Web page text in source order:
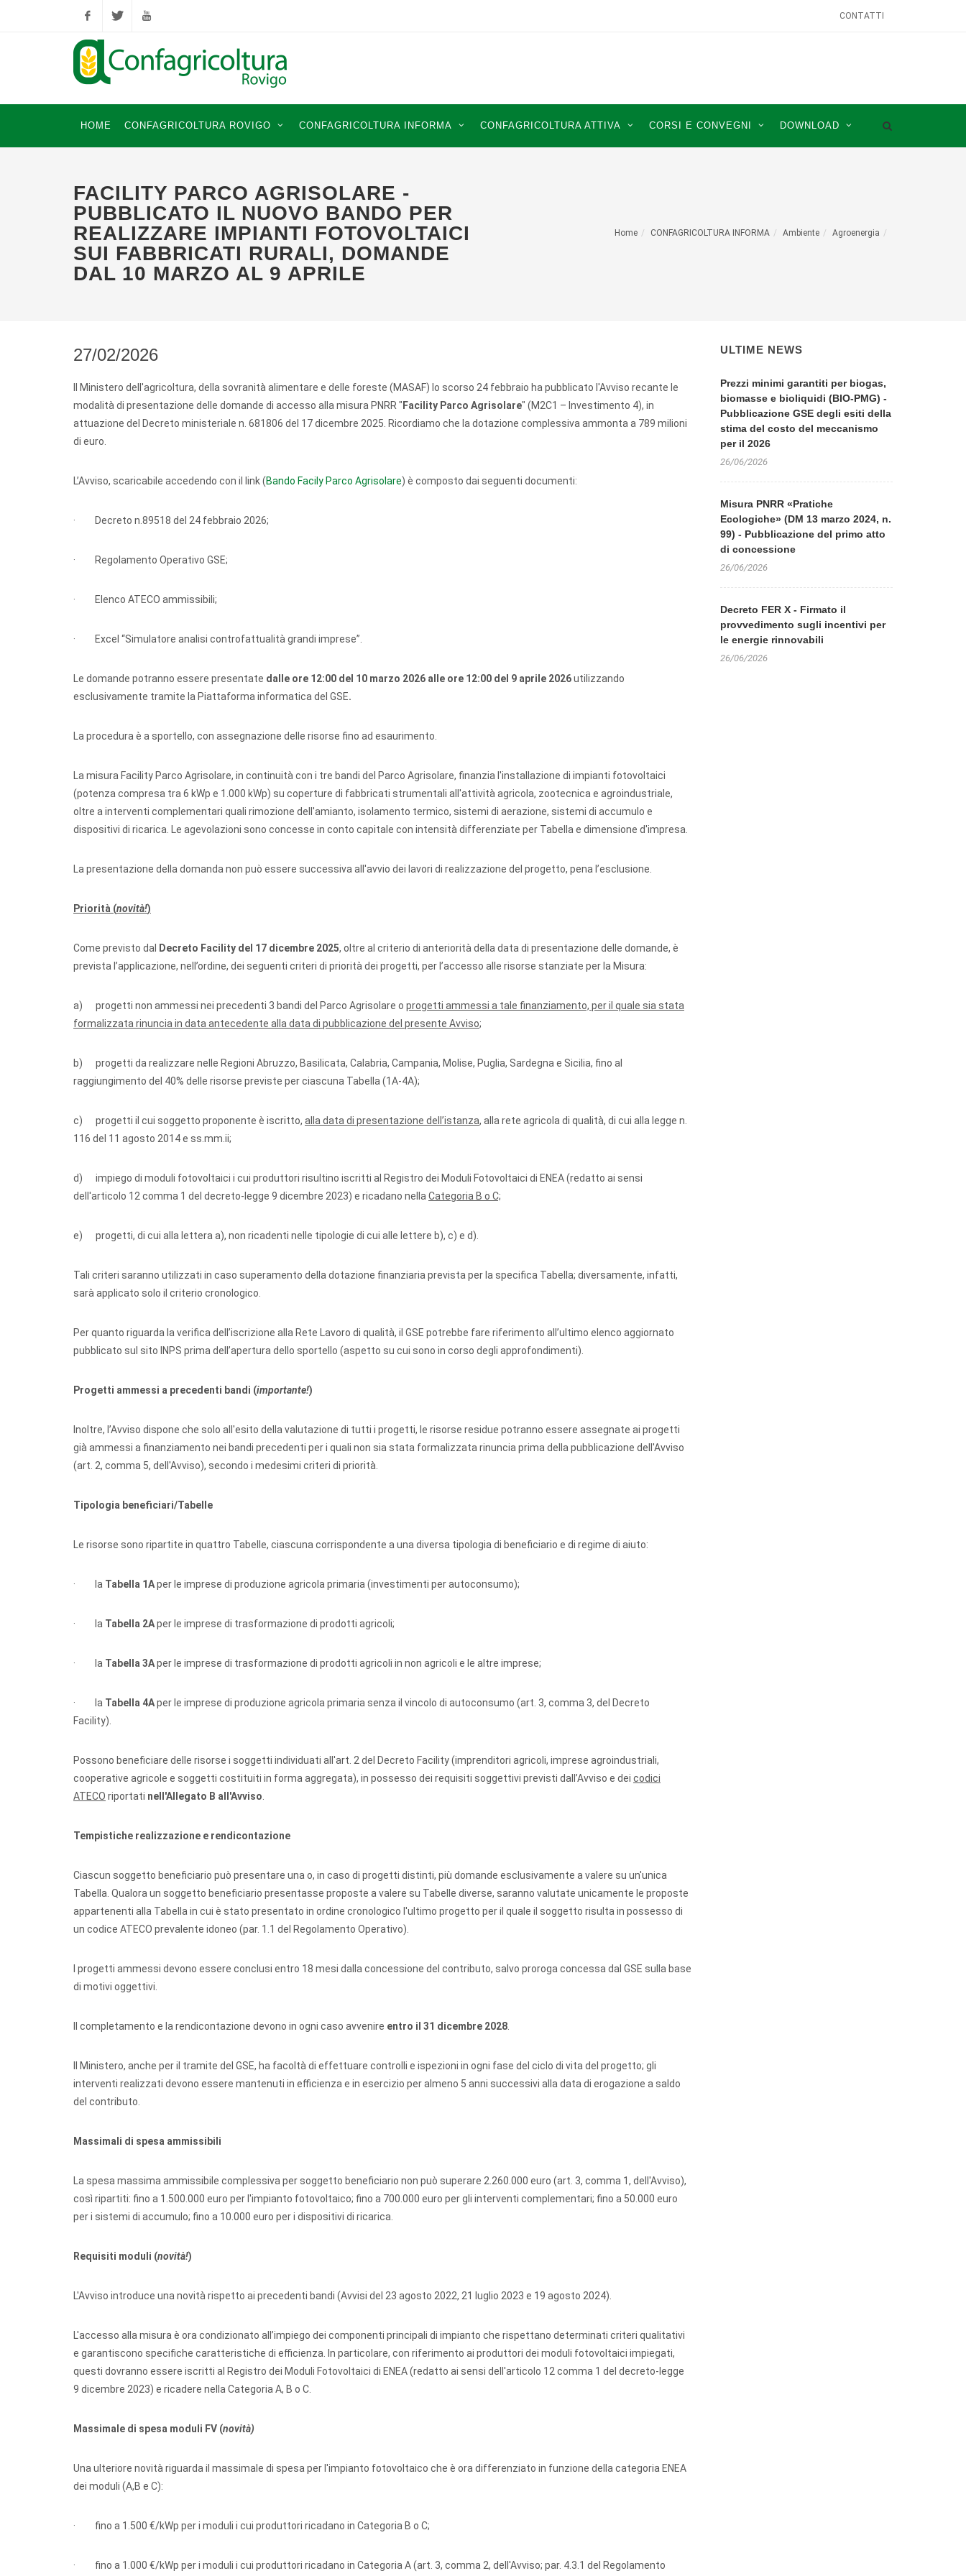
FacebookTwitter YouTube
CONTATTI
HOME CONFAGRICOLTURA ROVIGO CONFAGRICOLTURA INFORMA CONFAGRICOLTURA ATTIVA CORSI E CONVEGNI DOWNLOAD
FACILITY PARCO AGRISOLARE -
PUBBLICATO IL NUOVO BANDO PER
REALIZZARE IMPIANTI FOTOVOLTAICI
SUI FABBRICATI RURALI, DOMANDE
DAL 10 MARZO AL 9 APRILE
Home CONFAGRICOLTURA INFORMA Ambiente Agroenergia
27/02/2026
Il Ministero dell'agricoltura, della sovranità alimentare e delle foreste (MASAF) lo scorso 24 febbraio ha pubblicato l'Avviso recante le
modalità di presentazione delle domande di accesso alla misura PNRR " Facility Parco Agrisolare" (M2C1 – Investimento 4), in
attuazione del Decreto ministeriale n. 681806 del 17 dicembre 2025. Ricordiamo che la dotazione complessiva ammonta a 789 milioni
di euro.
L’Avviso, scaricabile accedendo con il link (Bando Facily Parco Agrisolare) è composto dai seguenti documenti:
· Decreto n.89518 del 24 febbraio 2026;
· Regolamento Operativo GSE;
· Elenco ATECO ammissibili;
· Excel “Simulatore analisi controfattualità grandi imprese”.
Le domande potranno essere presentate dalle ore 12:00 del 10 marzo 2026 alle ore 12:00 del 9 aprile 2026utilizzando
esclusivamente tramite la Piattaforma informatica del GSE.
La procedura è a sportello, con assegnazione delle risorse fino ad esaurimento.
La misura Facility Parco Agrisolare, in continuità con i tre bandi del Parco Agrisolare, finanzia l'installazione di impianti fotovoltaici
(potenza compresa tra 6 kWp e 1.000 kWp) su coperture di fabbricati strumentali all'attività agricola, zootecnica e agroindustriale,
oltre a interventi complementari quali rimozione dell'amianto, isolamento termico, sistemi di aerazione, sistemi di accumulo e
dispositivi di ricarica. Le agevolazioni sono concesse in conto capitale con intensità differenziate per Tabella e dimensione d'impresa.
La presentazione della domanda non può essere successiva all'avvio dei lavori di realizzazione del progetto, pena l’esclusione.
Priorità (novità!)
Come previsto dal Decreto Facility del 17 dicembre 2025, oltre al criterio di anteriorità della data di presentazione delle domande, è
prevista l’applicazione, nell’ordine, dei seguenti criteri di priorità dei progetti, per l’accesso alle risorse stanziate per la Misura:
a) progetti non ammessi nei precedenti 3 bandi del Parco Agrisolare o progetti ammessi a tale finanziamento, per il quale sia stata
formalizzata rinuncia in data antecedente alla data di pubblicazione del presente Avviso;
b) progetti da realizzare nelle Regioni Abruzzo, Basilicata, Calabria, Campania, Molise, Puglia, Sardegna e Sicilia, fino al
raggiungimento del 40% delle risorse previste per ciascuna Tabella (1A-4A);
c) progetti il cui soggetto proponente è iscritto, alla data di presentazione dell’istanza, alla rete agricola di qualità, di cui alla legge n.
116 del 11 agosto 2014 e ss.mm.ii;
d) impiego di moduli fotovoltaici i cui produttori risultino iscritti al Registro dei Moduli Fotovoltaici di ENEA (redatto ai sensi
dell'articolo 12 comma 1 del decreto-legge 9 dicembre 2023) e ricadano nella Categoria B o C;
e) progetti, di cui alla lettera a), non ricadenti nelle tipologie di cui alle lettere b), c) e d).
Tali criteri saranno utilizzati in caso superamento della dotazione finanziaria prevista per la specifica Tabella; diversamente, infatti,
sarà applicato solo il criterio cronologico.
Per quanto riguarda la verifica dell’iscrizione alla Rete Lavoro di qualità, il GSE potrebbe fare riferimento all’ultimo elenco aggiornato
pubblicato sul sito INPS prima dell’apertura dello sportello (aspetto su cui sono in corso degli approfondimenti).
Progetti ammessi a precedenti bandi (importante!)
Inoltre, l’Avviso dispone che solo all'esito della valutazione di tutti i progetti, le risorse residue potranno essere assegnate ai progetti
già ammessi a finanziamento nei bandi precedenti per i quali non sia stata formalizzata rinuncia prima della pubblicazione dell'Avviso
(art. 2, comma 5, dell'Avviso), secondo i medesimi criteri di priorità.
Tipologia beneficiari/Tabelle
Le risorse sono ripartite in quattro Tabelle, ciascuna corrispondente a una diversa tipologia di beneficiario e di regime di aiuto:
· la Tabella 1Aper le imprese di produzione agricola primaria (investimenti per autoconsumo);
· la Tabella 2Aper le imprese di trasformazione di prodotti agricoli;
· la Tabella 3Aper le imprese di trasformazione di prodotti agricoli in non agricoli e le altre imprese;
· la Tabella 4Aper le imprese di produzione agricola primaria senza il vincolo di autoconsumo (art. 3, comma 3, del Decreto
Facility).
Possono beneficiare delle risorse i soggetti individuati all'art. 2 del Decreto Facility (imprenditori agricoli, imprese agroindustriali,
cooperative agricole e soggetti costituiti in forma aggregata), in possesso dei requisiti soggettivi previsti dall’Avviso e dei codici
ATECO riportati nell'Allegato B all'Avviso
Tempistiche realizzazione e rendicontazione
Ciascun soggetto beneficiario può presentare una o, in caso di progetti distinti, più domande esclusivamente a valere su un'unica
Tabella. Qualora un soggetto beneficiario presentasse proposte a valere su Tabelle diverse, saranno valutate unicamente le proposte
appartenenti alla Tabella in cui è stato presentato in ordine cronologico l'ultimo progetto per il quale il soggetto risulta in possesso di
un codice ATECO prevalente idoneo (par. 1.1 del Regolamento Operativo).
I progetti ammessi devono essere conclusi entro 18 mesi dalla concessione del contributo, salvo proroga concessa dal GSE sulla base
di motivi oggettivi.
Il completamento e la rendicontazione devono in ogni caso avvenire entro il 31 dicembre 2028
Il Ministero, anche per il tramite del GSE, ha facoltà di effettuare controlli e ispezioni in ogni fase del ciclo di vita del progetto; gli
interventi realizzati devono essere mantenuti in efficienza e in esercizio per almeno 5 anni successivi alla data di erogazione a saldo
del contributo.
Massimali di spesa ammissibili
La spesa massima ammissibile complessiva per soggetto beneficiario non può superare 2.260.000 euro (art. 3, comma 1, dell'Avviso),
così ripartiti: fino a 1.500.000 euro per l'impianto fotovoltaico; fino a 700.000 euro per gli interventi complementari; fino a 50.000 euro
per i sistemi di accumulo; fino a 10.000 euro per i dispositivi di ricarica.
Requisiti moduli (novità!)
L'Avviso introduce una novità rispetto ai precedenti bandi (Avvisi del 23 agosto 2022, 21 luglio 2023 e 19 agosto 2024).
L'accesso alla misura è ora condizionato all’impiego dei componenti principali di impianto che rispettano determinati criteri qualitativi
e garantiscono specifiche caratteristiche di efficienza. In particolare, con riferimento ai produttori dei moduli fotovoltaici impiegati,
questi dovranno essere iscritti al Registro dei Moduli Fotovoltaici di ENEA (redatto ai sensi dell'articolo 12 comma 1 del decreto-legge
9 dicembre 2023) e ricadere nella Categoria A, B o C.
Massimale di spesa moduli FV (novità)
Una ulteriore novità riguarda il massimale di spesa per l'impianto fotovoltaico che è ora differenziato in funzione della categoria ENEA
dei moduli (A,B e C):
· fino a 1.500 €/kWp per i moduli i cui produttori ricadano in Categoria B o C;
· fino a 1.000 €/kWp per i moduli i cui produttori ricadano in Categoria A (art. 3, comma 2, dell'Avviso; par. 4.3.1 del Regolamento
ULTIME NEWS
Prezzi minimi garantiti per biogas,
biomasse e bioliquidi (BIO-PMG) -
Pubblicazione GSE degli esiti della
stima del costo del meccanismo
per il 2026
26/06/2026
Misura PNRR «Pratiche
Ecologiche» (DM 13 marzo 2024, n.
99) - Pubblicazione del primo atto
di concessione
26/06/2026
Decreto FER X - Firmato il
provvedimento sugli incentivi per
le energie rinnovabili
26/06/2026